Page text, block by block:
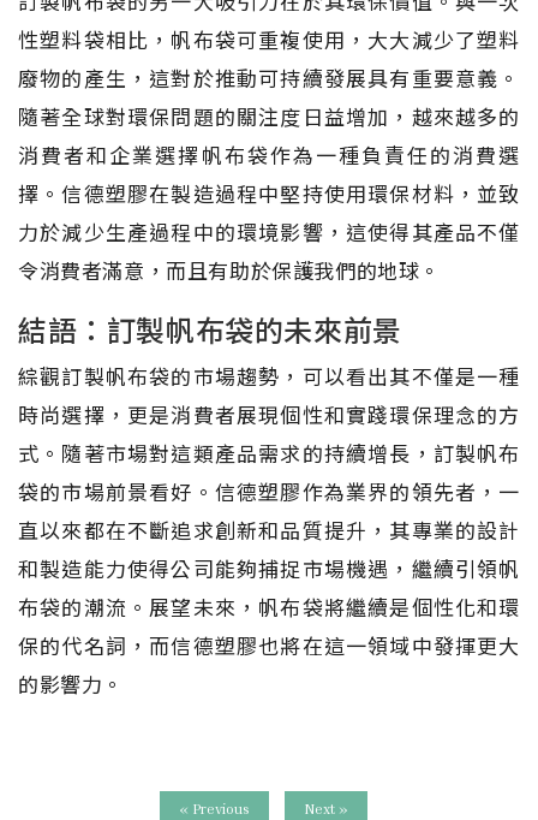
性塑料袋相比，帆布袋可重複使用，大大減少了塑料
廢物的產生，這對於推動可持續發展具有重要意義。
隨著全球對環保問題的關注度日益增加，越來越多的
消費者和企業選擇帆布袋作為一種負責任的消費選
擇。信德塑膠在製造過程中堅持使用環保材料，並致
力於減少生產過程中的環境影響，這使得其產品不僅
令消費者滿意，而且有助於保護我們的地球。
結語：訂製帆布袋的未來前景
綜觀訂製帆布袋的市場趨勢，可以看出其不僅是一種
時尚選擇，更是消費者展現個性和實踐環保理念的方
式。隨著市場對這類產品需求的持續增長，訂製帆布
袋的市場前景看好。信德塑膠作為業界的領先者，一
直以來都在不斷追求創新和品質提升，其專業的設計
和製造能力使得公司能夠捕捉市場機遇，繼續引領帆
布袋的潮流。展望未來，帆布袋將繼續是個性化和環
保的代名詞，而信德塑膠也將在這一領域中發揮更大
的影響力。
« Previous Next »